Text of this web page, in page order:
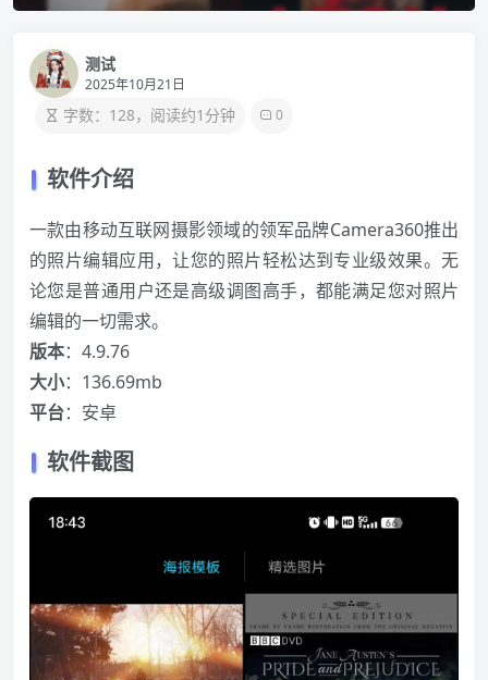
测试
2025年10月21日
字数：128，阅读约1分钟 0
软件介绍
一款由移动互联网摄影领域的领军品牌Camera360推出
的照片编辑应用，让您的照片轻松达到专业级效果。无
论您是普通用户还是高级调图高手，都能满足您对照片
编辑的一切需求。
版本：4.9.76
大小：136.69mb
平台：安卓
软件截图